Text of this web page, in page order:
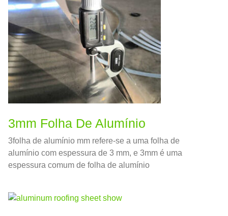
3mm Folha De Alumínio
3folha de alumínio mm refere-se a uma folha de
alumínio com espessura de 3 mm, e 3mm é uma
espessura comum de folha de alumínio